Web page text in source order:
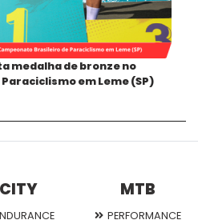
medalha de bronze no
em Leme (SP)
CITY MTB
PERFORMANCE